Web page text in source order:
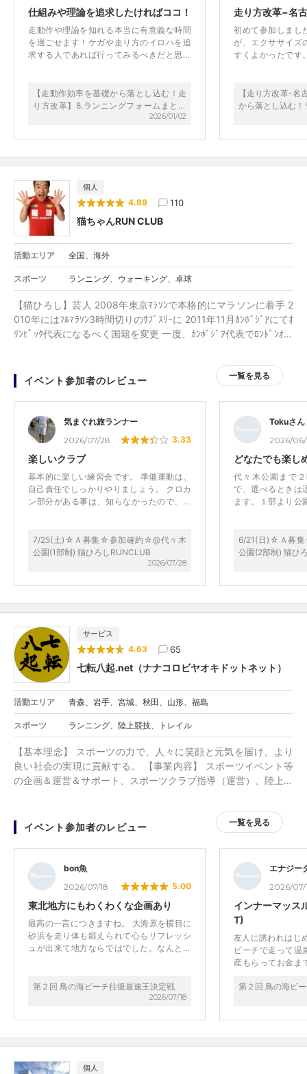
箱根駅伝(3年5区･4年8区) 7位 10000m 29:13 20km 1:00:36
仕組みや理論を追求したければココ！
走動作や理論を知れる本当に有意義な時間
を過ごせます！ケガや走り方のイロハを追
求する人であれば行ってみるべきだと思い
には向いてないかと……
【走動作効率を基礎から落とし込む！走
り方改革】8.ランニングフォームまとめ
2026/01/02
走り方改革−名
初めて参加しまし
が、エクササイズ
すくよかったです
【走り方改革-名
から落とし込む
個人
4.89 110
猫ちゃんRUN CLUB
活動エリア 全国、海外
スポーツ ランニング、ウォーキング、卓球
【猫ひろし】芸人 2008年東京ﾏﾗｿﾝで本格的にマラソンに着手 2
010年にはﾌﾙﾏﾗｿﾝ3時間切りのｻﾌﾞｽﾘｰに 2011年11月ｶﾝﾎﾞｼﾞｱにてｵ
ﾘﾝﾋﾟｯｸ代表になるべく国籍を変更 一度、ｶﾝﾎﾞｼﾞｱ代表でﾛﾝﾄﾞﾝｵﾘﾝ
れ、ｵﾘﾝﾋﾟｯｸ消滅 以降4年間ｶﾝﾎﾞｼﾞｱﾏﾗｿﾝの1位をｷｰﾌﾟ 2016年8月
ﾘｵﾃﾞｼﾞｬﾈｲﾛ ｵﾘﾝﾋﾟｯｸ ｶﾝﾎﾞｼﾞｱﾏﾗｿﾝ代表で出場 2019年1月1日～ 芸
能人駅伝最強を決める【芸能人対抗駅伝】にｷｬﾌﾟﾃﾝとして 2023
年まで5回連続出演。 2023年3月5日 東京ﾏﾗｿﾝ2023 2時間27
分02秒 自己ﾍﾞｽﾄ ＜自己ﾍﾞｽﾄ＞ ・フル 2時間27分02秒（2023
年） ・ハーフ 1時間09分06秒(2022年)
イベント参加者のレビュー 一覧を見る
気まぐれ旅ランナー
2026/07/28
3.33
楽しいクラブ
基本的に楽しい練習会です。 準備運動は、
自己責任でしっかりやりましょう。 クロカ
ン部分がある事は、知らなかったので、白
7/25(土)☆Ａ募集☆参加確約☆@代々木
公園(1部制) 猫ひろしRUNCLUB
2026/07/28
Tokuさん
2026/
どなたでも楽し
代々木公園まで
で、選べるときは
ます。１部より公
めると思います！
6/21(日)☆Ａ募
公園(2部制) 猫ひ
サービス
4.63 65
七転八起.net（ナナコロビヤオキドットネット）
活動エリア 青森、岩手、宮城、秋田、山形、福島
スポーツ ランニング、陸上競技、トレイル
【基本理念】 スポーツの力で、人々に笑顔と元気を届け、より
良い社会の実現に貢献する。 【事業内容】 スポーツイベント等
の企画＆運営＆サポート、スポーツクラブ指導（運営）、陸上・
ポーツ関連業務。 ユーザーの楽しいを創るお仕事やってます！
イベント参加者のレビュー
一覧を見る
bon魚
2026/07/18
5.00
東北地方にもわくわくな企画あり
最高の一言につきますね。 大海原を横目に
砂浜を走り体も鍛えられて心もリフレッシ
ュが出来て地方ならではでした。なんとは
者、スタッフの方々も最高でした。 是非ま
第２回 鳥の海ビーチ往復最速王決定戦
2026/07/18
エナジー
2026/07/
インナーマッス
T)
友人に誘われはじ
ビーチで走って温
産もらってお金ま
年はもう1人誘っ
第２回 鳥の海ビ
個人